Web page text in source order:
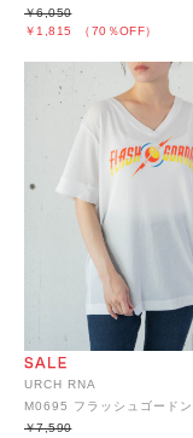
￥1,815 （70％OFF）
￥6,050
URCH RNA
￥7,590